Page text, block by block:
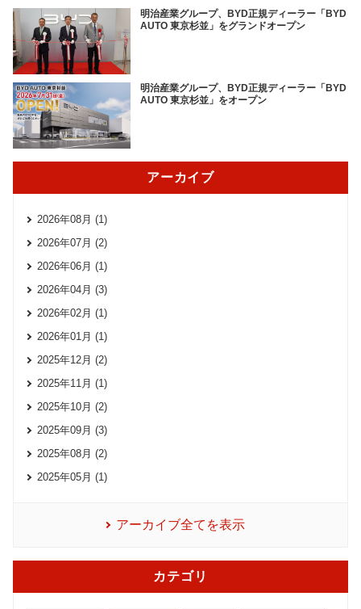
明治産業グループ、BYD正規ディーラー「BYD
AUTO 東京杉並」をグランドオープン
明治産業グループ、BYD正規ディーラー「BYD
AUTO 東京杉並」をオープン
アーカイブ
2026年08月 (1)
2026年07月 (2)
2026年06月 (1)
2026年04月 (3)
2026年02月 (1)
2026年01月 (1)
2025年12月 (2)
2025年11月 (1)
2025年10月 (2)
2025年09月 (3)
2025年08月 (2)
2025年05月 (1)
アーカイブ全てを表示
カテゴリ